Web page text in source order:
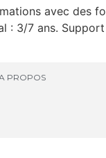
avec des
: 3/7 ans.
PROPOS